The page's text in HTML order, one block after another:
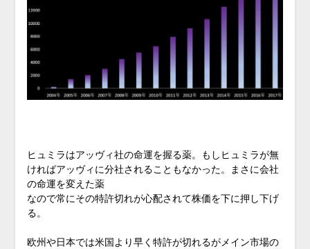
ヒュミラはアッヴィ社の命運を握る薬。もしヒュミラが無
ければアッヴィに分社されることもなかった。まさに会社
の命運を変えた薬
なので常にその特許切れが心配されて株価を下に押し下げ
る。
欧州や日本では米国より早く特許が切れるがメイン市場の